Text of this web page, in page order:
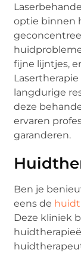
optie binnen
fijne lijntjes,
langdurige
deze
ervaren
garanderen.
Ben je
eens de
Deze kliniek